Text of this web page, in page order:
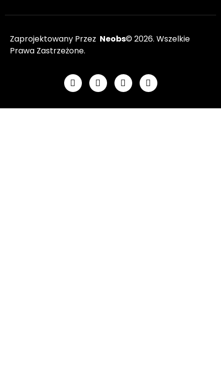
Zaprojektowany Przez Neobs© 2026. Wszelkie
Prawa Zastrzeżone.